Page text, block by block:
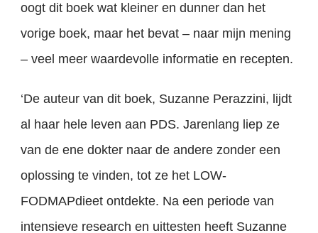
oogt dit boek wat kleiner en dunner dan het
vorige boek, maar het bevat – naar mijn mening
– veel meer waardevolle informatie en recepten.
‘De auteur van dit boek, Suzanne Perazzini, lijdt
al haar hele leven aan PDS. Jarenlang liep ze
van de ene dokter naar de andere zonder een
oplossing te vinden, tot ze het LOW-
FODMAPdieet ontdekte. Na een periode van
intensieve research en uittesten heeft Suzanne